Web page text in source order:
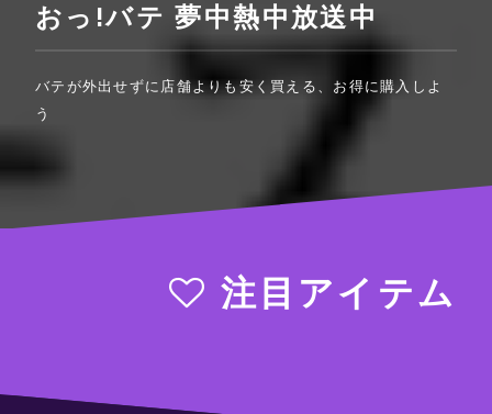
おっ!バテ 夢中熱中放送中
バテが外出せずに店舗よりも安く買える、お得に購入しよ
う
注目アイテム